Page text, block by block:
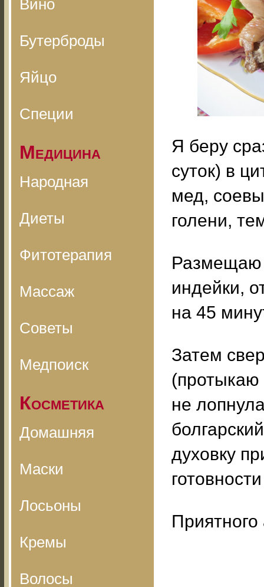
Вино
Бутерброды
Яйцо
Специи
Медицина
Народная
Диеты
Фитотерапия
Массаж
Советы
Медпоиск
Косметика
Домашняя
Маски
Лосьоны
Кремы
Волосы
Я беру
суток) в
мед,
голени,
Размещаю
индейки,
на 45
Затем
(протыкаю
не
духовку
Приятного